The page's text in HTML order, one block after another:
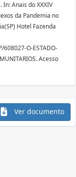
In: Anais do XXXIV
da Pandemia no
Hotel Fazenda
608027-O-ESTADO-
Acesso
Ver documento